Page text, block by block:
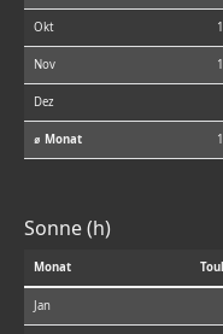
Okt
Nov
Dez
⌀ Monat
Sonne (h)
Monat
Jan